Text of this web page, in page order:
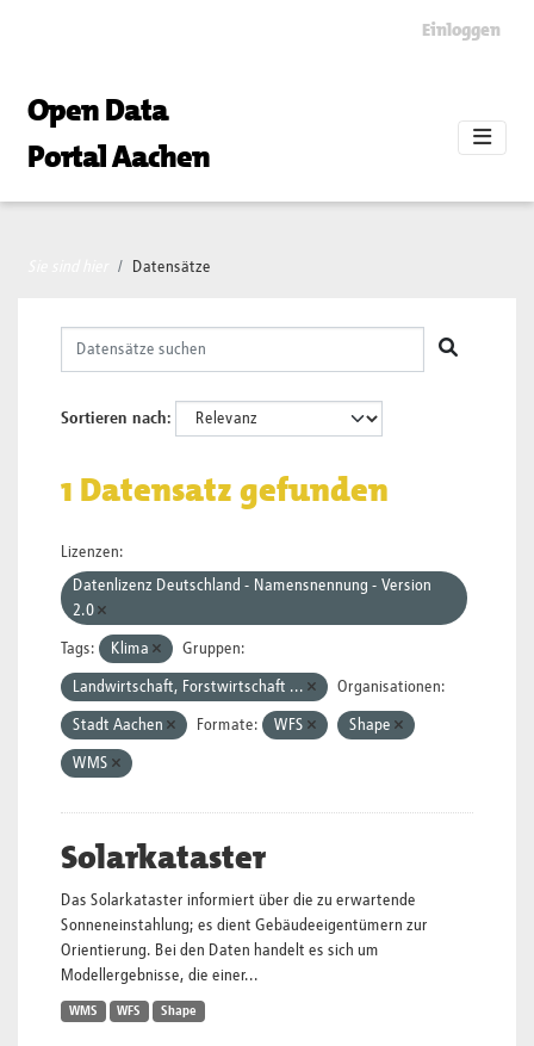
Einloggen
Open Data
Portal Aachen
Datensätze
Sortieren nach
1 Datensatz gefunden
Lizenzen:
Datenlizenz Deutschland - Namensnennung - Version
2.0
Tags: Klima Gruppen:
Landwirtschaft, Forstwirtschaft ... Organisationen:
Stadt Aachen Formate: WFS Shape
WMS
Solarkataster
Das Solarkataster informiert über die zu erwartende
Sonneneinstahlung; es dient Gebäudeeigentümern zur
Orientierung. Bei den Daten handelt es sich um
Modellergebnisse, die einer...
WMS WFS Shape